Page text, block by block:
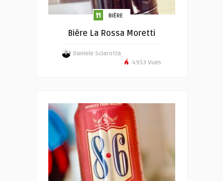
BIÈRE
Bière La Rossa Moretti
Daniele Sciarotta
4953 Vues